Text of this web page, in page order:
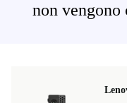
non